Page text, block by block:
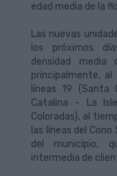
edad media de la
Las nuevas
los próximos
densidad
principalmente,
líneas 19 (Santa
Catalina - La
Coloradas), al
las líneas del
del municipio,
intermedia de